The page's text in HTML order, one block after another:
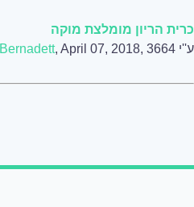
כרית הריון מומלצת מוקה
ע''י
Bernadett, April 07, 2018, 3664 צפיות